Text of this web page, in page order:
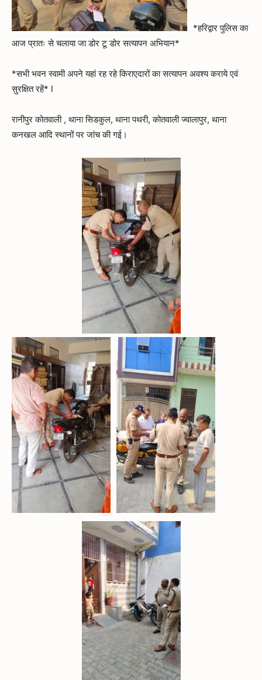
*हरिद्वार पुलिस का
आज प्रातः से चलाया जा डोर टू डोर सत्यापन अभियान*
*सभी भवन स्वामी अपने यहां रह रहे किराएदारों का सत्यापन अवश्य कराये एवं
सुरक्षित रहें* l
रानीपुर कोतवाली , थाना सिडकुल, थाना पथरी, कोतवाली ज्वालापुर, थाना
कनखल आदि स्थानों पर जांच की गई।